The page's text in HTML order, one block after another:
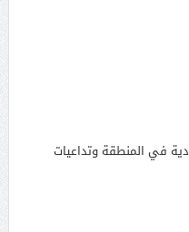
في المنطقة وتداعيات